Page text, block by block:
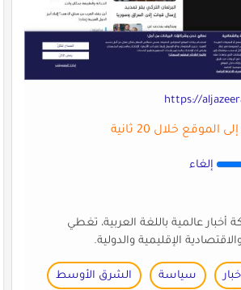
https://
خلال 20 ثانية
إلغاء
عالمية باللغة العربية، تغطي
الإقليمية والدولية.
سياسة الشرق الأوسط